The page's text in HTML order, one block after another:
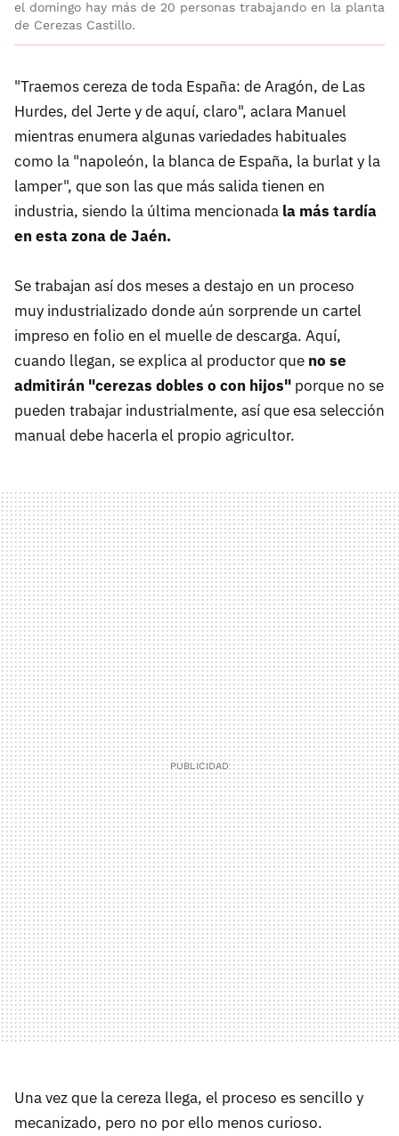
el domingo hay más de 20 personas trabajando en la planta
de Cerezas Castillo.
"Traemos cereza de toda España: de Aragón, de Las
Hurdes, del Jerte y de aquí, claro", aclara Manuel
mientras enumera algunas variedades habituales
como la "napoleón, la blanca de España, la burlat y la
lamper", que son las que más salida tienen en
industria, siendo la última mencionada la más tardía
en esta zona de Jaén.
Se trabajan así dos meses a destajo en un proceso
muy industrializado donde aún sorprende un cartel
impreso en folio en el muelle de descarga. Aquí,
cuando llegan, se explica al productor que no se
admitirán "cerezas dobles o con hijos" porque no se
pueden trabajar industrialmente, así que esa selección
manual debe hacerla el propio agricultor.
Una vez que la cereza llega, el proceso es sencillo y
mecanizado, pero no por ello menos curioso.